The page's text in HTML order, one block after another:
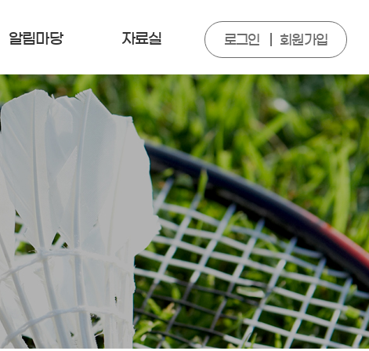
알림마당 자료실 로그인 회원가입